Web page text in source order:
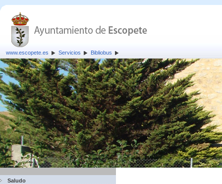
www.escopete.es Servicios Bibliobus
Saludo